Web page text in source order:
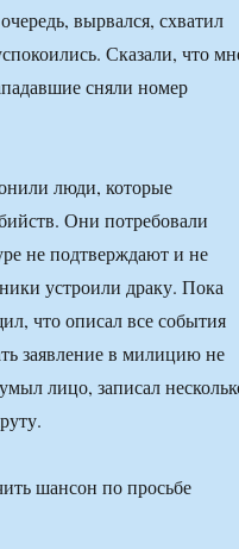
вырвался, схватил
Сказали, что
сняли номер
люди, которые
Они потребовали
не подтверждают и не
устроили драку. Пока
что описал все события
заявление в милицию не
лицо, записал
шансон по просьбе